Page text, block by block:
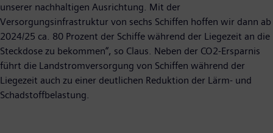
unserer nachhaltigen Ausrichtung. Mit der
Versorgungsinfrastruktur von sechs Schiffen hoffen wir dann ab
2024/25 ca. 80 Prozent der Schiffe während der Liegezeit an die
Steckdose zu bekommen“, so Claus. Neben der CO2-Ersparnis
führt die Landstromversorgung von Schiffen während der
Liegezeit auch zu einer deutlichen Reduktion der Lärm- und
Schadstoffbelastung.